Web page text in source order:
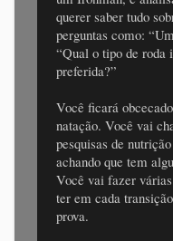
querer saber tudo
perguntas como:
“Qual o tipo de roda
preferida?”
Você ficará
natação. Você vai
pesquisas de
achando que tem
Você vai fazer
ter em cada
prova.